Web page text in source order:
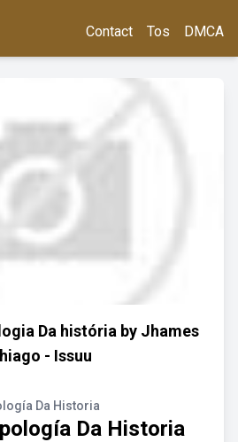
Contact Tos DMCA
Da história by Jhames
- Issuu
Da Historia
Da Historia